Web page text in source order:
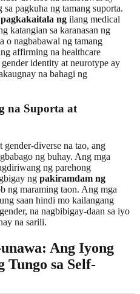
sa pagkuha ng tamang suporta.
ng ilang medical
katangian sa karanasan ng
o nagbabawal ng tamang
affirming na healthcare
identity at neurotype ay
na bahagi ng
na Suporta at
gender-diverse na tao, ang
ng buhay. Ang mga
ng parehong
ng pakiramdam ng
ng maraming taon. Ang mga
saan hindi mo kailangang
na nagbibigay-daan sa iyo
na sarili.
Ang Iyong
Tungo sa Self-